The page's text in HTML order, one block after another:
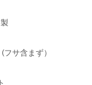
サ含まず）